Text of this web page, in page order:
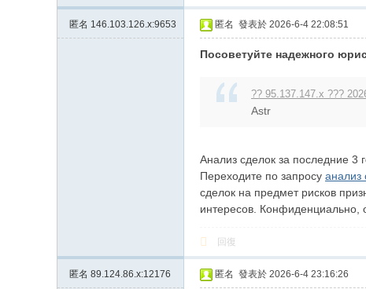
匿名 146.103.126.x:9653 匿名 發表於 2026-6-4 22:08:51
Посоветуйте надежного
?? 95.137.147.x ???
Astr
Анализ сделок за последние 3
Переходите по запросу анализ
сделок на предмет рисков
интересов. Конфиденциально,
回復
匿名 89.124.86.x:12176 匿名 發表於 2026-6-4 23:16:26